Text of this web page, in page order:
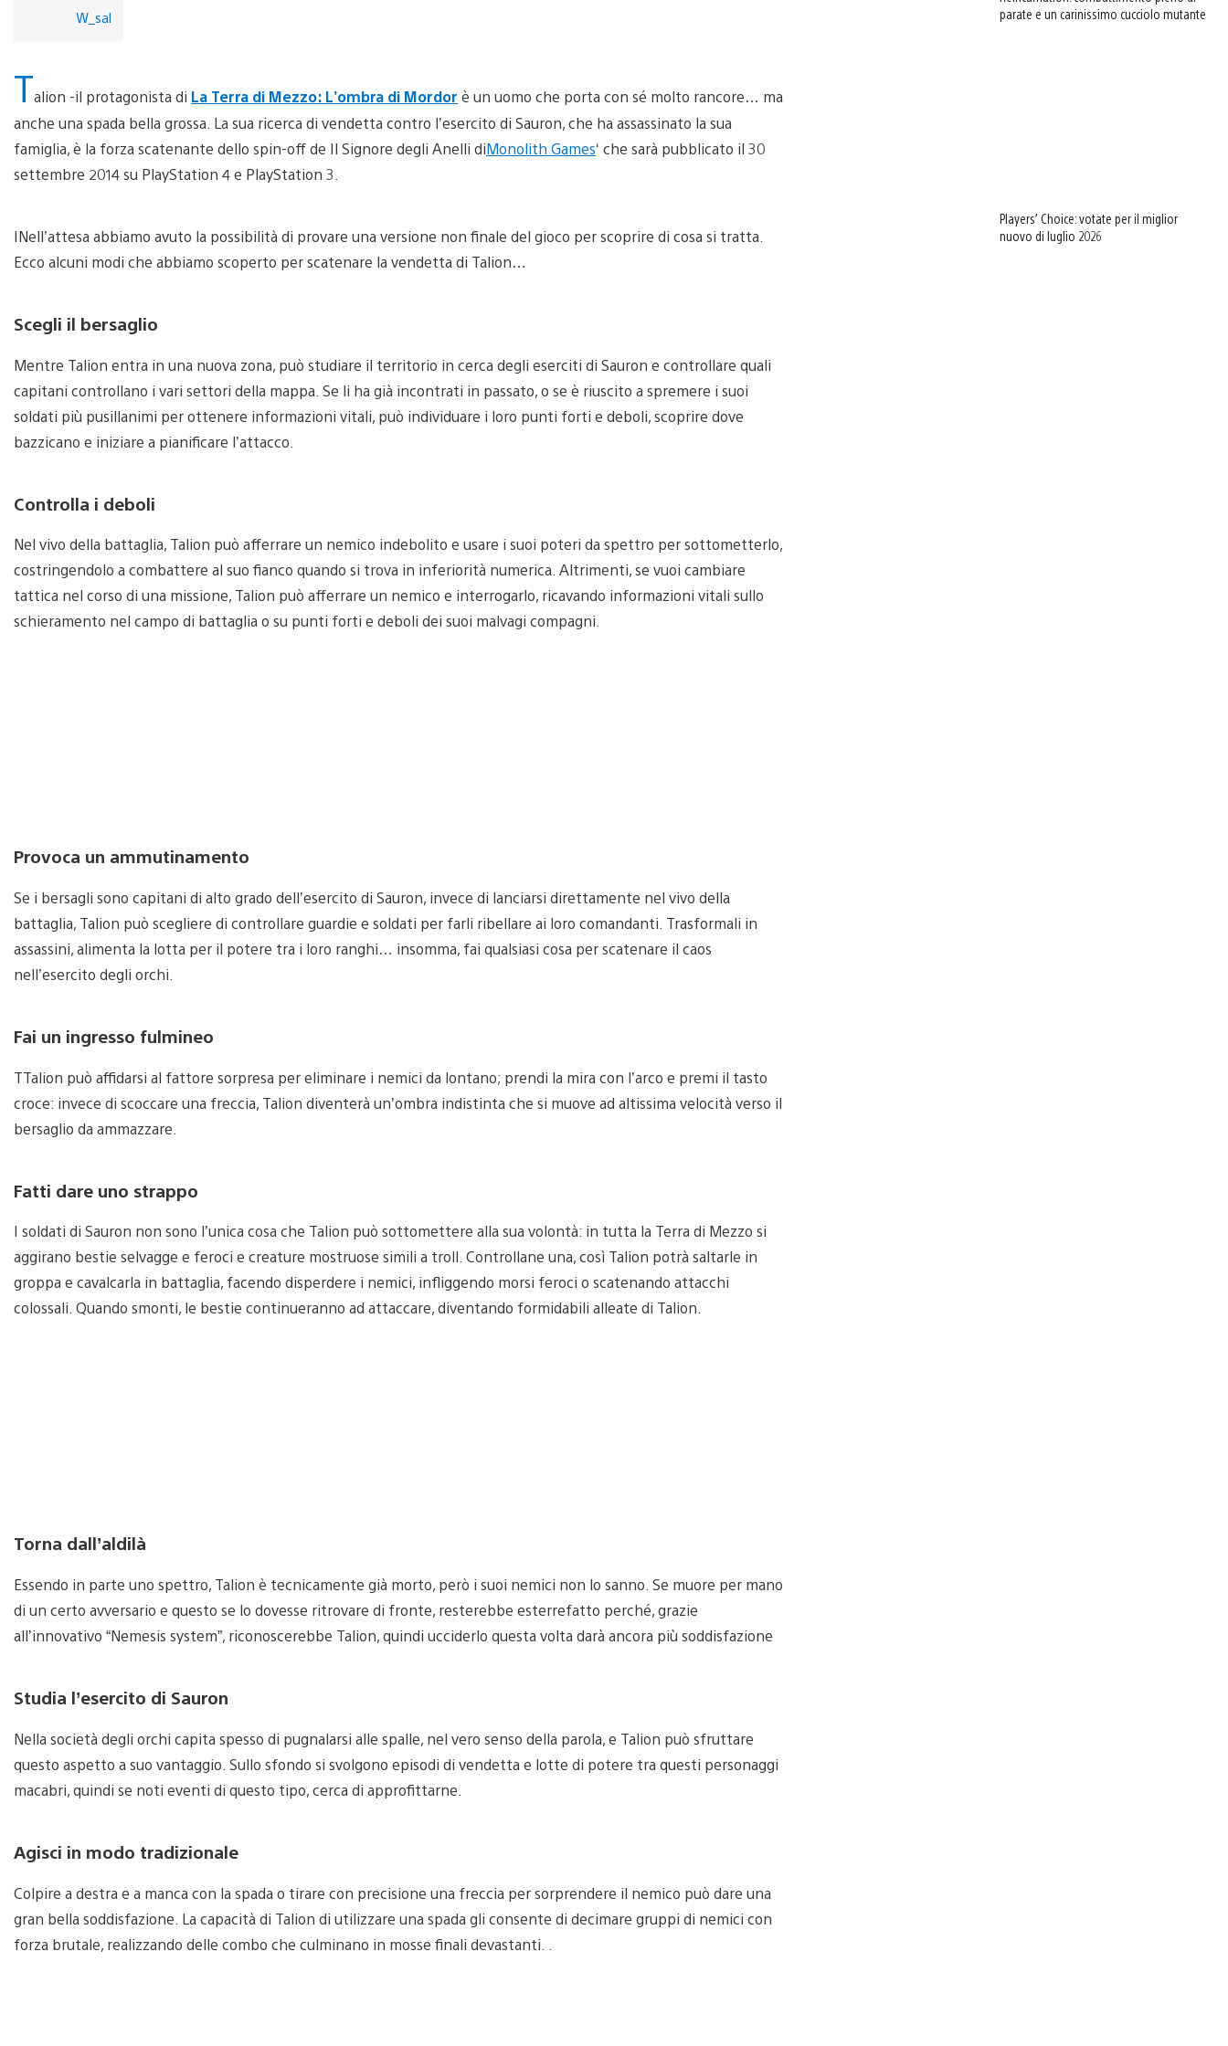
W_sal
Talion -il protagonista di La Terra di Mezzo: L’ombra di Mordor è un uomo che porta con sé molto rancore… ma
anche una spada bella grossa. La sua ricerca di vendetta contro l’esercito di Sauron, che ha assassinato la sua
famiglia, è la forza scatenante dello spin-off de Il Signore degli Anelli diMonolith Games‘ che sarà pubblicato il 30
settembre 2014 su PlayStation 4 e PlayStation 3.
INell’attesa abbiamo avuto la possibilità di provare una versione non finale del gioco per scoprire di cosa si tratta.
Ecco alcuni modi che abbiamo scoperto per scatenare la vendetta di Talion…
Scegli il bersaglio
Mentre Talion entra in una nuova zona, può studiare il territorio in cerca degli eserciti di Sauron e controllare quali
capitani controllano i vari settori della mappa. Se li ha già incontrati in passato, o se è riuscito a spremere i suoi
soldati più pusillanimi per ottenere informazioni vitali, può individuare i loro punti forti e deboli, scoprire dove
bazzicano e iniziare a pianificare l’attacco.
Controlla i deboli
Nel vivo della battaglia, Talion può afferrare un nemico indebolito e usare i suoi poteri da spettro per sottometterlo,
costringendolo a combattere al suo fianco quando si trova in inferiorità numerica. Altrimenti, se vuoi cambiare
tattica nel corso di una missione, Talion può afferrare un nemico e interrogarlo, ricavando informazioni vitali sullo
schieramento nel campo di battaglia o su punti forti e deboli dei suoi malvagi compagni.
Provoca un ammutinamento
Se i bersagli sono capitani di alto grado dell’esercito di Sauron, invece di lanciarsi direttamente nel vivo della
battaglia, Talion può scegliere di controllare guardie e soldati per farli ribellare ai loro comandanti. Trasformali in
assassini, alimenta la lotta per il potere tra i loro ranghi… insomma, fai qualsiasi cosa per scatenare il caos
nell’esercito degli orchi.
Fai un ingresso fulmineo
TTalion può affidarsi al fattore sorpresa per eliminare i nemici da lontano; prendi la mira con l’arco e premi il tasto
croce: invece di scoccare una freccia, Talion diventerà un’ombra indistinta che si muove ad altissima velocità verso il
bersaglio da ammazzare.
Fatti dare uno strappo
I soldati di Sauron non sono l’unica cosa che Talion può sottomettere alla sua volontà: in tutta la Terra di Mezzo si
aggirano bestie selvagge e feroci e creature mostruose simili a troll. Controllane una, così Talion potrà saltarle in
groppa e cavalcarla in battaglia, facendo disperdere i nemici, infliggendo morsi feroci o scatenando attacchi
colossali. Quando smonti, le bestie continueranno ad attaccare, diventando formidabili alleate di Talion.
Torna dall’aldilà
Essendo in parte uno spettro, Talion è tecnicamente già morto, però i suoi nemici non lo sanno. Se muore per mano
di un certo avversario e questo se lo dovesse ritrovare di fronte, resterebbe esterrefatto perché, grazie
all’innovativo “Nemesis system”, riconoscerebbe Talion, quindi ucciderlo questa volta darà ancora più soddisfazione
Studia l’esercito di Sauron
Nella società degli orchi capita spesso di pugnalarsi alle spalle, nel vero senso della parola, e Talion può sfruttare
questo aspetto a suo vantaggio. Sullo sfondo si svolgono episodi di vendetta e lotte di potere tra questi personaggi
macabri, quindi se noti eventi di questo tipo, cerca di approfittarne.
Agisci in modo tradizionale
Colpire a destra e a manca con la spada o tirare con precisione una freccia per sorprendere il nemico può dare una
gran bella soddisfazione. La capacità di Talion di utilizzare una spada gli consente di decimare gruppi di nemici con
forza brutale, realizzando delle combo che culminano in mosse finali devastanti. .
parate e un carinissimo cucciolo mutante
Players’ Choice: votate per il miglior
nuovo di luglio 2026